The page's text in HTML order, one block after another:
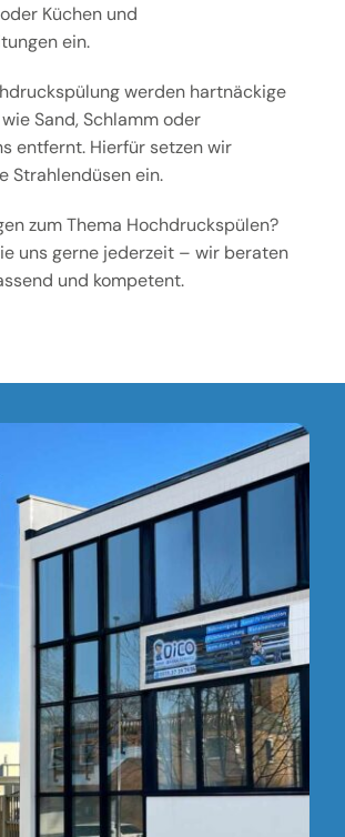
Küchen und
ein.
werden hartnäckige
Sand, Schlamm oder
entfernt. Hierfür setzen wir
Strahlendüsen ein.
zum Thema Hochdruckspülen?
uns gerne jederzeit – wir beraten
und kompetent.